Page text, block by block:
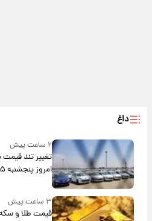
داغ
۲ ساعت پیش
تغییر تند
امروز پنجشنبه ۱۵ مرداد ۱۴۰۵ +جدول
۳ ساعت پیش
قیمت طلا و سکه امروز